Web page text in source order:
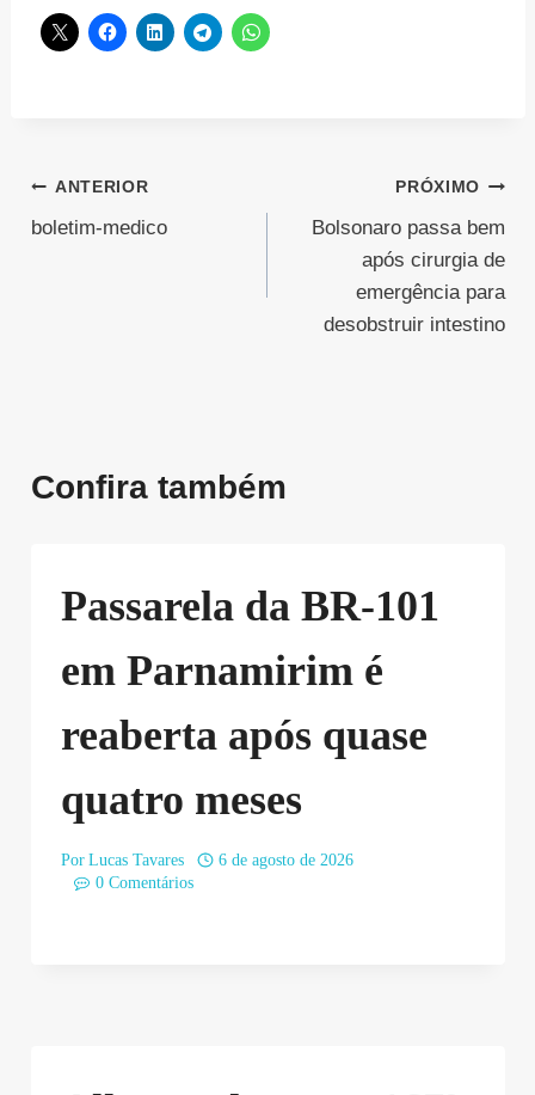
Navegação
de
ANTERIOR
boletim-medico
PRÓXIMO
Bolsonaro passa bem
após cirurgia de
emergência para
desobstruir intestino
Confira também
Passarela da BR-101
em Parnamirim é
reaberta após quase
quatro meses
Por Lucas Tavares
6 de agosto de 2026
0 Comentários